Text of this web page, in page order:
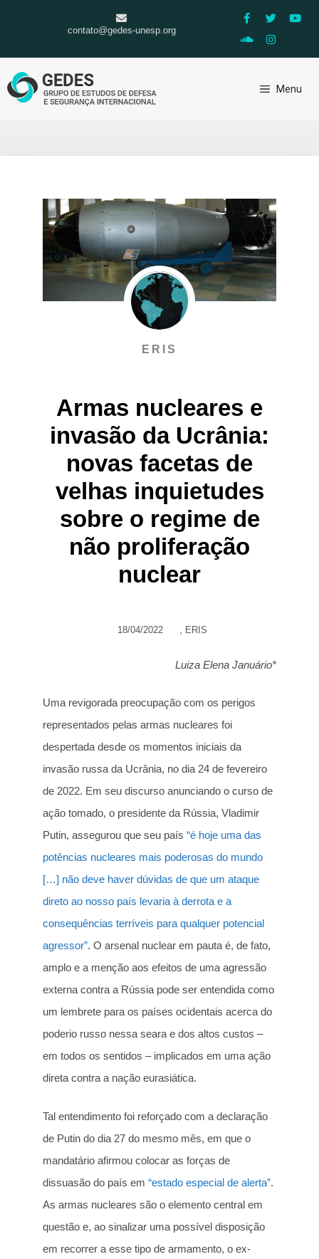
contato@gedes-unesp.org
Menu
ERIS
Armas nucleares e
invasão da Ucrânia:
novas facetas de
velhas inquietudes
sobre o regime de
não proliferação
nuclear
18/04/2022 ERIS
Luiza Elena Januário*
Uma revigorada preocupação com os perigos
representados pelas armas nucleares foi
despertada desde os momentos iniciais da
invasão russa da Ucrânia, no dia 24 de fevereiro
de 2022. Em seu discurso anunciando o curso de
ação tomado, o presidente da Rússia, Vladimir
Putin, assegurou que seu país “é hoje uma das
potências nucleares mais poderosas do mundo
[…] não deve haver dúvidas de que um ataque
direto ao nosso país levaria à derrota e a
consequências terríveis para qualquer potencial
agressor”. O arsenal nuclear em pauta é, de fato,
amplo e a menção aos efeitos de uma agressão
externa contra a Rússia pode ser entendida como
um lembrete para os países ocidentais acerca do
poderio russo nessa seara e dos altos custos –
em todos os sentidos – implicados em uma ação
direta contra a nação eurasiática.
Tal entendimento foi reforçado com a declaração
de Putin do dia 27 do mesmo mês, em que o
mandatário afirmou colocar as forças de
dissuasão do país em “estado especial de alerta”.
As armas nucleares são o elemento central em
questão e, ao sinalizar uma possível disposição
em recorrer a esse tipo de armamento, o ex-